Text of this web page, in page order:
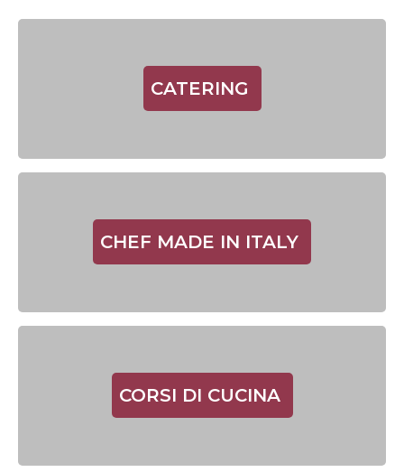
CATERING
CHEF MADE IN ITALY
CORSI DI CUCINA